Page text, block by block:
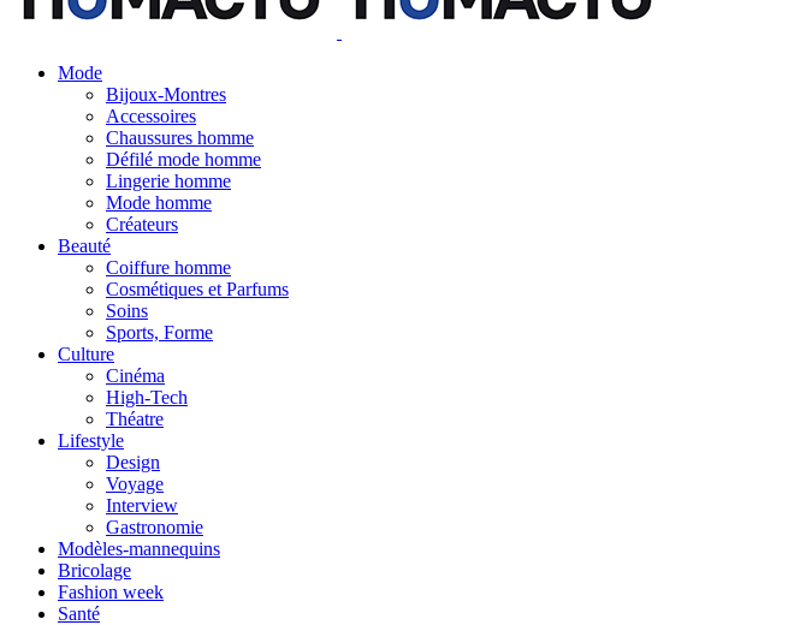
Mode
Bijoux-Montres
Accessoires
Chaussures homme
Défilé mode homme
Lingerie homme
Mode homme
Créateurs
Beauté
Coiffure homme
Cosmétiques et Parfums
Soins
Sports, Forme
Culture
Cinéma
High-Tech
Théatre
Lifestyle
Design
Voyage
Interview
Gastronomie
Modèles-mannequins
Bricolage
Fashion week
Santé